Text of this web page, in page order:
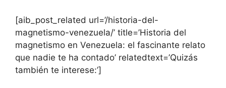
[aib_post_related url=’/historia-del-
magnetismo-venezuela/’ title=’Historia del
magnetismo en Venezuela: el fascinante relato
que nadie te ha contado’ relatedtext=’Quizás
también te interese:’]